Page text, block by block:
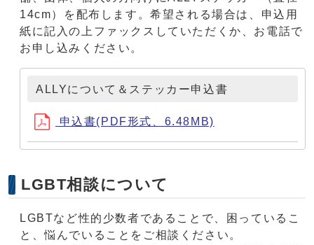
14cm）を配布します。希望される場合は、申込用
紙に記入の上ファックスしていただくか、お電話で
お申し込みください。
ALLYについて＆ステッカー申込書
申込書(PDF形式、6.48MB)
LGBT相談について
LGBTなど性的少数者であることで、困っているこ
と、悩んでいることをご相談ください。